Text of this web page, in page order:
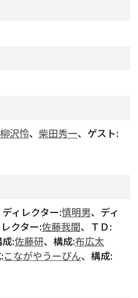
柳沢怜、 柴田秀一、ゲスト:
ディレクター:慎明男、ディ
クター:佐藤我聞、ＴＤ:
:佐藤研、構成:布広太
こながやうーぴん、構成: